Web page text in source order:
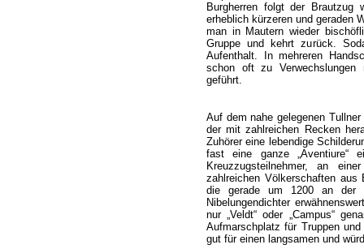
Burgherren folgt der
erheblich kürzeren und geraden
man in Mautern wieder
Gruppe und kehrt zurück.
Aufenthalt. In mehreren
schon oft zu Verwechslungen
geführt.
Auf dem nahe gelegenen
der mit zahlreichen Recken
Zuhörer eine lebendige
fast eine ganze „Aventiure“
Kreuzzugsteilnehmer, an
zahlreichen Völkerschaften aus
die gerade um 1200 an der
Nibelungendichter
nur „Veldt“ oder „Campus“
Aufmarschplatz für Truppen
gut für einen langsamen und